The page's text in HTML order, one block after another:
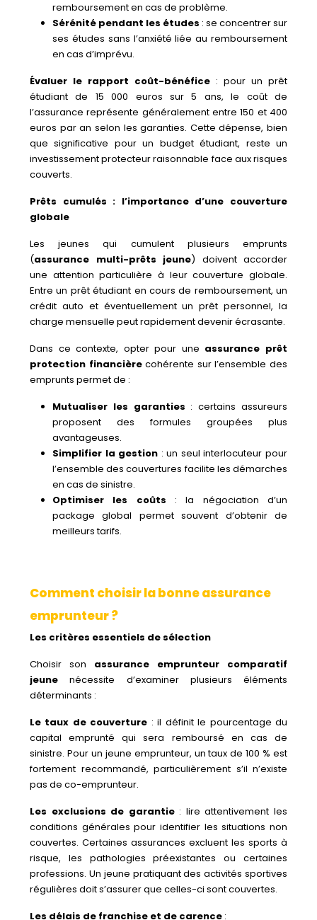
remboursement en cas de problème.
Sérénité pendant les études : se concentrer sur
ses études sans l’anxiété liée au remboursement
en cas d’imprévu.
Évaluer le rapport coût-bénéfice : pour un prêt
étudiant de 15 000 euros sur 5 ans, le coût de
l’assurance représente généralement entre 150 et 400
euros par an selon les garanties. Cette dépense, bien
que significative pour un budget étudiant, reste un
investissement protecteur raisonnable face aux risques
couverts.
Prêts cumulés : l’importance d’une couverture
globale
Les jeunes qui cumulent plusieurs emprunts
(assurance multi-prêts jeune) doivent accorder
une attention particulière à leur couverture globale.
Entre un prêt étudiant en cours de remboursement, un
crédit auto et éventuellement un prêt personnel, la
charge mensuelle peut rapidement devenir écrasante.
Dans ce contexte, opter pour une assurance prêt
protection financièrecohérente sur l’ensemble des
emprunts permet de :
Mutualiser les garanties : certains assureurs
proposent des formules groupées plus
avantageuses.
Simplifier la gestion : un seul interlocuteur pour
l’ensemble des couvertures facilite les démarches
en cas de sinistre.
Optimiser les coûts : la négociation d’un
package global permet souvent d’obtenir de
meilleurs tarifs.
Comment choisir la bonne assurance
emprunteur ?
Les critères essentiels de sélection
Choisir son assurance emprunteur comparatif
jeune nécessite d’examiner plusieurs éléments
déterminants :
Le taux de couverture : il définit le pourcentage du
capital emprunté qui sera remboursé en cas de
sinistre. Pour un jeune emprunteur, un taux de 100 % est
fortement recommandé, particulièrement s’il n’existe
pas de co-emprunteur.
Les exclusions de garantie: lire attentivement les
conditions générales pour identifier les situations non
couvertes. Certaines assurances excluent les sports à
risque, les pathologies préexistantes ou certaines
professions. Un jeune pratiquant des activités sportives
régulières doit s’assurer que celles-ci sont couvertes.
Les délais de franchise et de carence :